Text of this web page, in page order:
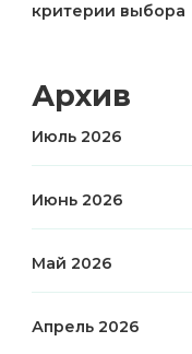
критерии выбора
Архив
Июль 2026
Июнь 2026
Май 2026
Апрель 2026